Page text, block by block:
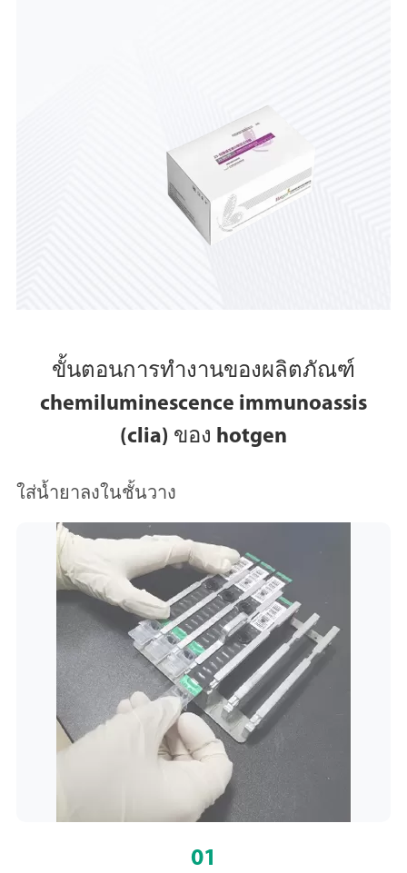
ขั้นตอนการทำงานของผลิตภัณฑ์
chemiluminescence immunoassis
(clia) ของ hotgen
ใส่น้ำยาลงในชั้นวาง
01